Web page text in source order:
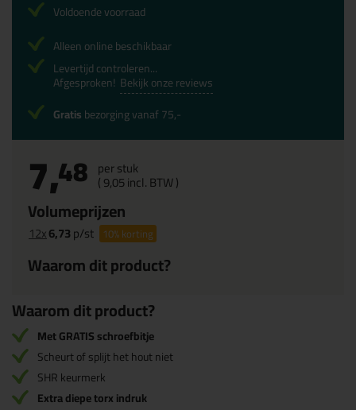
7,48 per stuk
(9,05incl. BTW )
Volumeprijzen
12x6,73p/st 10%korting
Waarom dit product?
Voldoende voorraad
Alleen online beschikbaar
Levertijd controleren...
Afgesproken! Bekijk onze reviews
Gratisbezorging vanaf 75,-
Waarom dit product?
Met GRATIS schroefbitje
Scheurt of splijt het hout niet
SHR keurmerk
Extra diepe torx indruk